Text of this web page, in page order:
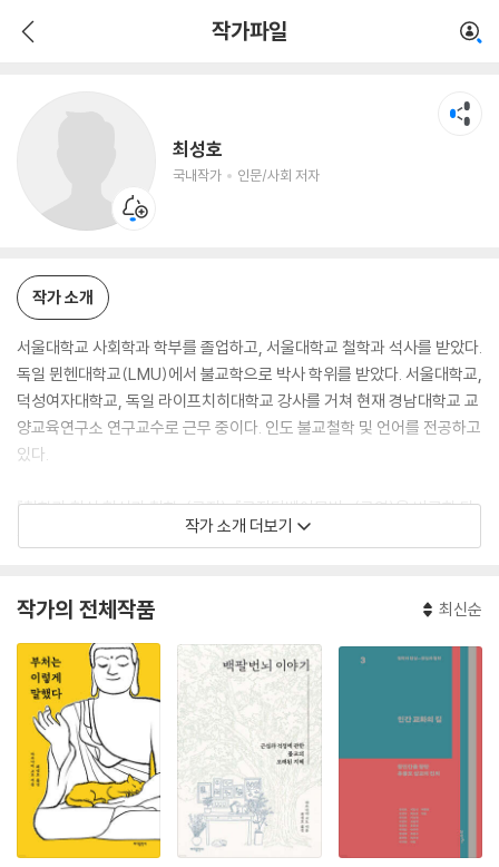
작가파일
최성호
국내작가 인문/사회 저자
인문/사회 저자
작가 소개
서울대학교 사회학과 학부를 졸업하고, 서울대학교 철학과 석사를 받았다.
독일 뮌헨대학교(LMU)에서 불교학으로 박사 학위를 받았다. 서울대학교,
덕성여자대학교, 독일 라이프치히대학교 강사를 거쳐 현재 경남대학교 교
양교육연구소 연구교수로 근무 중이다. 인도 불교철학 및 언어를 전공하고
있다.
『철학과 현실 현실과 철학』(공저), 『고전티벳어문법』 (공역)을 비롯한 다
작가 소개 더보기
작가의 전체작품 최신순